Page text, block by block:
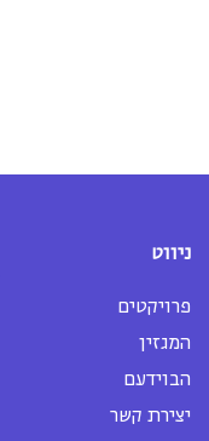
ניווט
פרויקטים
המגזין
הבוידעם
יצירת קשר